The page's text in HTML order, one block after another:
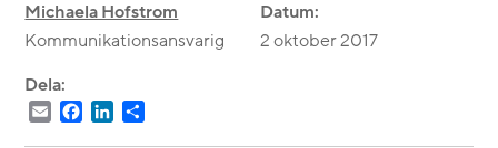
Michaela Hofstrom
Kommunikationsansvarig
Datum:
2 oktober 2017
Dela:
EmailFacebookLinkedIn